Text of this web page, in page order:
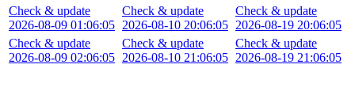
Check & update
2026-08-09 01:06:05
Check & update
2026-08-09 02:06:05
Check & update
2026-08-10 20:06:05
Check & update
2026-08-10 21:06:05
Check & update
2026-08-19 20:06:05
Check & update
2026-08-19 21:06:05